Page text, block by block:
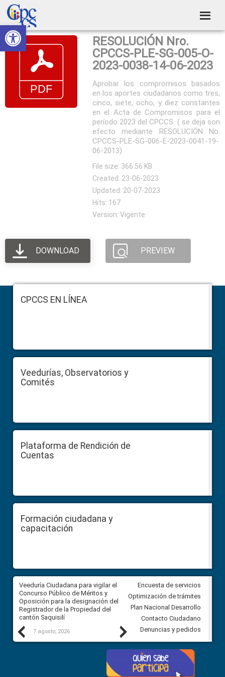
Abrir barra de herramientas
Skip
to
primary
navigation
Skip
to
main
content
Skip
to
primary
sidebar
Skip
to
footer
Consejo
de
Participación
Ciudadana
Construyendo
Poder
RESOLUCIÓN Nro.
CPCCS-PLE-SG-005-O-
2023-0038-14-06-2023
Aprobar los compromisos basados
en los aportes ciudadanos como tres,
cinco, siete, ocho, y diez constantes
en el Acta de Compromisos para el
período 2023 del CPCCS. ( se deja son
efecto mediante RESOLUCIÓN No.
CPCCS-PLE-SG-006-E-2023-0041-19-
06-2013)
File size: 366.56 KB
Created: 23-06-2023
Updated: 20-07-2023
Hits: 167
Version: Vigente
DOWNLOAD PREVIEW
FooterCPCCS EN LÍNEA
Veedurías, Observatorios y
Comités
Plataforma de Rendición de
Cuentas
Formación ciudadana y
capacitación
Previous
Veeduría Ciudadana para vigilar el
Concurso Público de Méritos y
Oposición para la designación del
Registrador de la Propiedad del
cantón Saquisilí
7 agosto, 2026
Veeduría Ciudadana para
construcción del asfaltado de
Ballenita del cantón Santa
7 agosto, 2026
Next
Encuesta de servicios
Optimización de trámites
Plan Nacional Desarrollo
Contacto Ciudadano
Denuncias y pedidos